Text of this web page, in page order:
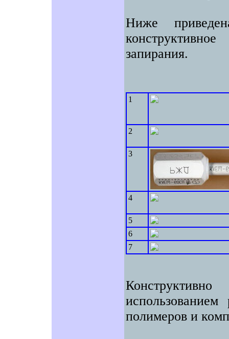
Ниже
запирания.
1
2
3
4
5
6
7
полимеров и